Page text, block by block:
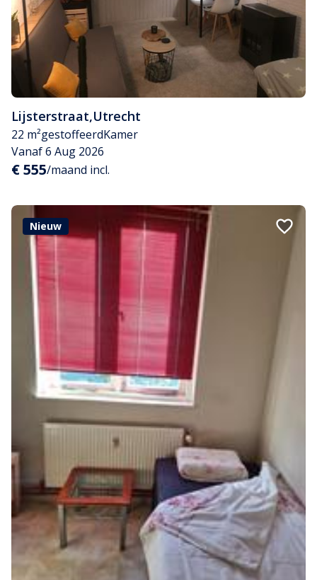
Lijsterstraat,Utrecht
22 m²gestoffeerdKamer
Vanaf 6 Aug 2026
€ 555/maand incl.
Nieuw